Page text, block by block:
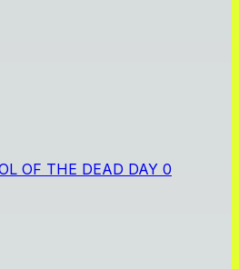
OF THE DEAD DAY 0